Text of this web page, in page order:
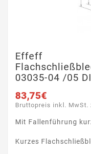
Effeff
03035-04 /05
83,75€
Bruttopreis inkl. MwSt.
Mit Fallenführung
Kurzes